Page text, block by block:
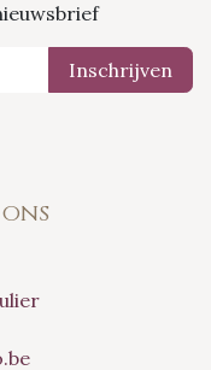
Inschrijven